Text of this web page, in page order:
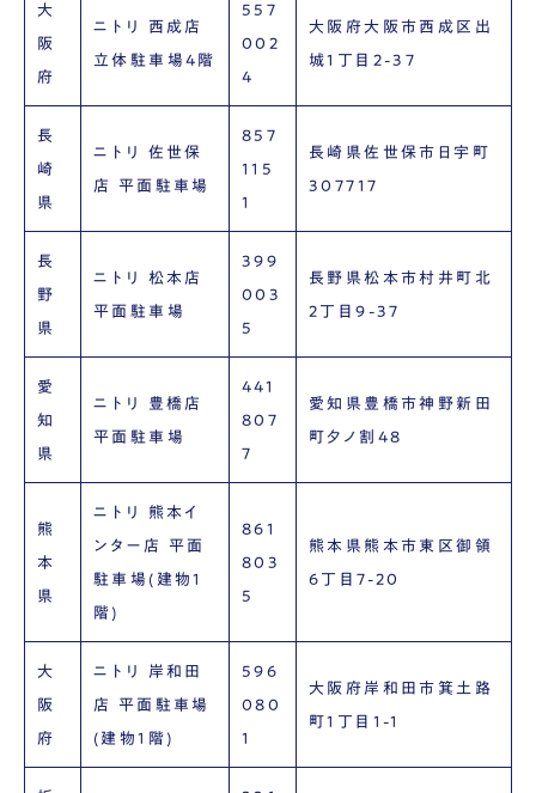
大
阪
府
ニトリ 西成店
立体駐車場4階
557
002
4
大阪府大阪市西成区出
城1丁目2-37
長
崎
県
ニトリ 佐世保
店 平面駐車場
857
115
1
長崎県佐世保市日宇町
307717
長
野
県
ニトリ 松本店
平面駐車場
399
003
5
長野県松本市村井町北
2丁目9-37
愛
知
県
ニトリ 豊橋店
平面駐車場
441
807
7
愛知県豊橋市神野新田
町夕ノ割48
熊
本
県
ニトリ 熊本イ
ンター店 平面
駐車場(建物1
階)
861
803
5
熊本県熊本市東区御領
6丁目7-20
大
阪
府
ニトリ 岸和田
店 平面駐車場
(建物1階)
596
080
1
大阪府岸和田市箕土路
町1丁目1-1